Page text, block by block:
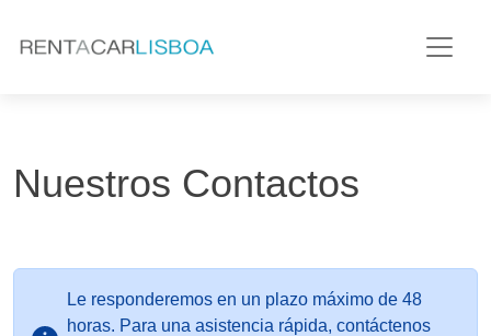
Nuestros Contactos
Le responderemos en un plazo máximo de 48
horas. Para una asistencia rápida, contáctenos